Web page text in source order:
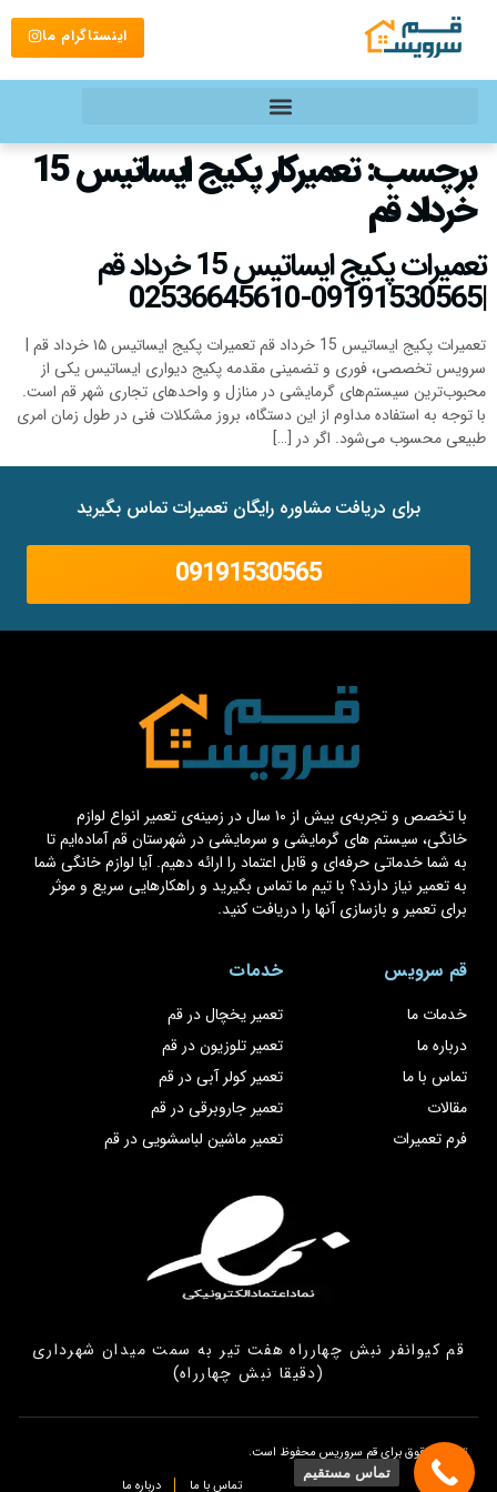
اینستاگرام ما
برچسب: تعمیرکار پکیج ایساتیس 15
خرداد قم
تعمیرات پکیج ایساتیس 15 خرداد قم
|09191530565-02536645610
تعمیرات پکیج ایساتیس 15 خرداد قم تعمیرات پکیج ایساتیس ۱۵ خرداد قم |
سرویس تخصصی، فوری و تضمینی مقدمه پکیج دیواری ایساتیس یکی از
محبوب‌ترین سیستم‌های گرمایشی در منازل و واحدهای تجاری شهر قم است.
با توجه به استفاده مداوم از این دستگاه، بروز مشکلات فنی در طول زمان امری
طبیعی محسوب می‌شود. اگر در […]
برای دریافت مشاوره رایگان تعمیرات تماس بگیرید
09191530565
با تخصص و تجربه‌ی بیش از ۱۰ سال در زمینه‌ی تعمیر انواع لوازم
خانگی، سیستم های گرمایشی و سرمایشی در شهرستان قم آماده‌ایم تا
به شما خدماتی حرفه‌ای و قابل اعتماد را ارائه دهیم. آیا لوازم خانگی شما
به تعمیر نیاز دارند؟ با تیم ما تماس بگیرید و راهکارهایی سریع و موثر
برای تعمیر و بازسازی آنها را دریافت کنید.
قم سرویس
خدمات ما
درباره ما
تماس با ما
مقالات
فرم تعمیرات
خدمات
تعمیر یخچال در قم
تعمیر تلوزیون در قم
تعمیر کولر آبی در قم
تعمیر جاروبرقی در قم
تعمیر ماشین لباسشویی در قم
قم کیوانفر نبش چهارراه هفت تیر به سمت میدان شهرداری
(دقیقا نبش چهارراه)
تمامی حقوق برای قم سروریس محفوظ است.
تماس با ما
درباره ما
تماس مستقیم